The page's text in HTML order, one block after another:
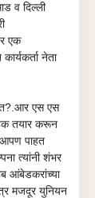
व दिल्ली
एक
नेता
एस एस
तयार करून
पाहत
त्यांनी शंभर
आंबेडकरांच्या
मजदूर युनियन